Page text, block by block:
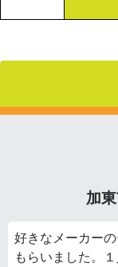
加
好きなメーカー
もらいました。